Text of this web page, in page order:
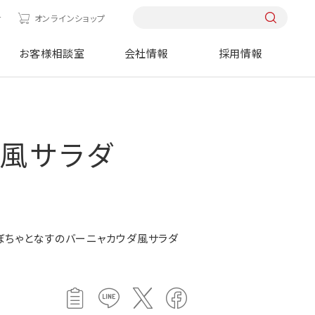
オンラインショップ
お客様相談室 会社情報 採用情報
サラダ
ちゃとなすのバーニャカウダ風サラダ